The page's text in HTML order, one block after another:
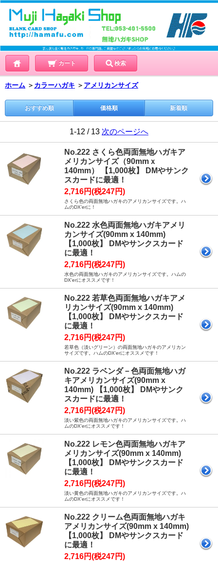
カート 検索
ホーム ＞ カラーハガキ ＞ アメリカンサイズ
おすすめ順 価格順 新着順
1-12 / 13 次のページへ
No.222 さくら色両面無地ハガキア
メリカンサイズ（90mmｘ
140mm） 【1,000枚】 DMやサンク
スカードに最適！
2,716円(税247円)
さくら色の両面無地ハガキのアメリカンサイズです。ハ
ムのDX’erに！
No.222 水色両面無地ハガキアメリ
カンサイズ(90mm x 140mm)
【1,000枚】 DMやサンクスカード
に最適！
2,716円(税247円)
水色の両面無地ハガキのアメリカンサイズです。ハムの
DX'erにオススメです！
No.222 若草色両面無地ハガキアメ
リカンサイズ(90mm x 140mm)
【1,000枚】 DMやサンクスカード
に最適！
2,716円(税247円)
若草色（淡いグリーン）の両面無地ハガキのアメリカン
サイズです。ハムのDX'erにオススメです！
No.222 ラベンダ－色両面無地ハガ
キアメリカンサイズ(90mm x
140mm) 【1,000枚】 DMやサンク
スカードに最適！
2,716円(税247円)
淡い紫色の両面無地ハガキのアメリカンサイズです。ハ
ムのDX'erにオススメです！
No.222 レモン色両面無地ハガキア
メリカンサイズ(90mm x 140mm)
【1,000枚】 DMやサンクスカード
に最適！
2,716円(税247円)
淡い黄色の両面無地ハガキのアメリカンサイズです。ハ
ムのDX'erにオススメです！
No.222 クリーム色両面無地ハガキ
アメリカンサイズ(90mm x 140mm)
【1,000枚】 DMやサンクスカード
に最適！
2,716円(税247円)